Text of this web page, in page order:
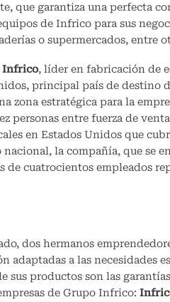
que garantiza una perfecta
de Infrico para sus
o supermercados, entre
Infrico, líder en fabricación de
principal país de destino
estratégica para la
personas entre fuerza de
en Estados Unidos que
la compañía, que se
cuatrocientos empleados
dos hermanos
a las necesidades
productos son las
de Grupo Infrico: